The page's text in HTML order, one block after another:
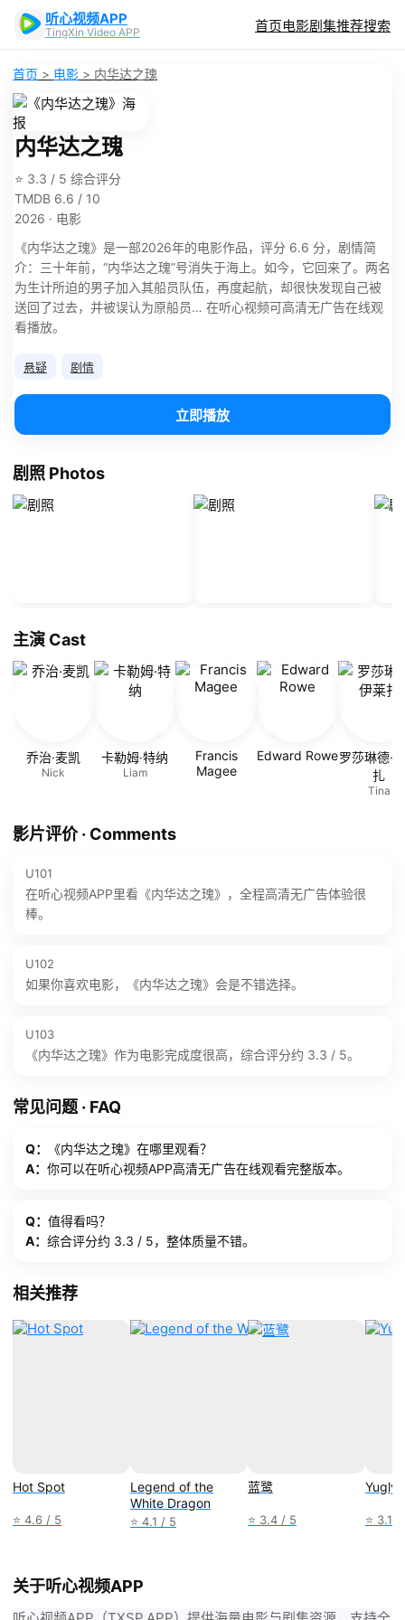
听心视频APP
TingXin Video APP 首页电影剧集推荐搜索
首页 > 电影 > 内华达之瑰
内华达之瑰
⭐ 3.3 / 5 综合评分
TMDB 6.6 / 10
2026 · 电影
《内华达之瑰》是一部2026年的电影作品，评分 6.6 分，剧情简
介：三十年前，“内华达之瑰”号消失于海上。如今，它回来了。两名
为生计所迫的男子加入其船员队伍，再度起航，却很快发现自己被
送回了过去，并被误认为原船员… 在听心视频可高清无广告在线观
看播放。
悬疑 剧情
立即播放
剧照 Photos
主演 Cast
乔治·麦凯
Nick
卡勒姆·特纳
Liam
Francis
Magee
Edward Rowe罗莎琳德·
扎
Tina
影片评价 · Comments
U101
在听心视频APP里看《内华达之瑰》，全程高清无广告体验很
棒。
U102
如果你喜欢电影，《内华达之瑰》会是不错选择。
U103
《内华达之瑰》作为电影完成度很高，综合评分约 3.3 / 5。
常见问题 · FAQ
Q：
《内华达之瑰》在哪里观看？
A： 你可以在听心视频APP高清无广告在线观看完整版本。
Q： 值得看吗？
A： 综合评分约 3.3 / 5，整体质量不错。
相关推荐
Hot Spot
⭐ 4.6 / 5
Legend of the
White Dragon
⭐ 4.1 / 5
蓝鹭
⭐ 3.4 / 5
Yugly
⭐ 3.1 /
关于听心视频APP